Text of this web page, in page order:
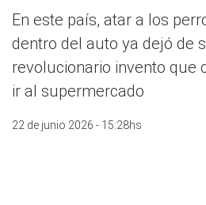
En este país, atar a los
dentro del auto ya dejó de
revolucionario invento que
ir al supermercado
22 de junio 2026 - 15:28hs